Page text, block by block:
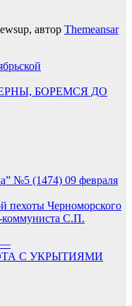
автор Themeansar
БОРЕМСЯ ДО
№5 (1474) 09 февраля
пехоты Черноморского
коммуниста С.П.
—
С УКРЫТИЯМИ